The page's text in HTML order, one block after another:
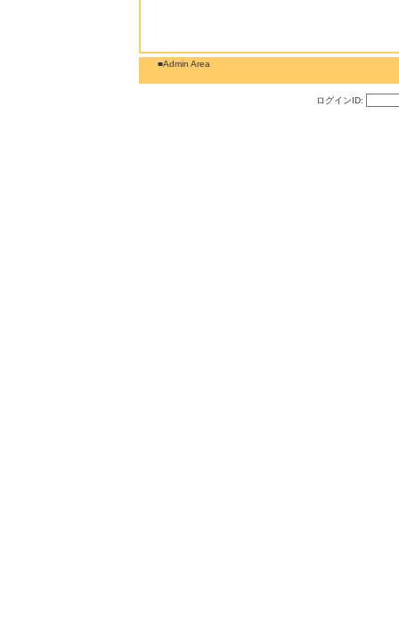
■Admin Area
ログインID: